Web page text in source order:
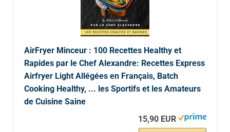
AirFryer Minceur : 100 Recettes Healthy et
Rapides par le Chef Alexandre: Recettes Express
Airfryer Light Allégées en Français, Batch
Cooking Healthy, ... les Sportifs et les Amateurs
de Cuisine Saine
15,90 EUR